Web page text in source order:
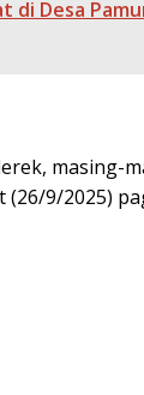
di Desa
masing-
9/2025)